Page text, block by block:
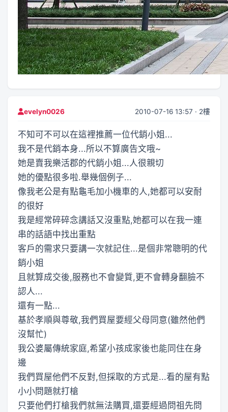
evelyn0026 2010-07-16 13:57 · 2樓
不知可不可以在這裡推薦一位代銷小姐...
我不是代銷本身...所以不算廣告文哦~
她是賣我樂活郡的代銷小姐...人很親切
她的優點很多啦.舉幾個例子...
像我老公是有點龜毛加小機車的人,她都可以安耐
的很好
我是經常碎碎念講話又沒重點,她都可以在我一連
串的話語中找出重點
客戶的需求只要講一次就記住...是個非常聰明的代
銷小姐
且就算成交後,服務也不會變質,更不會轉身翻臉不
認人...
還有一點...
基於孝順與尊敬,我們買屋要經父母同意(雖然他們
沒幫忙)
我公婆屬傳統家庭,希望小孩成家後也能同住在身
邊
我們買屋他們不反對,但採取的方式是...看的屋有點
小小問題就打槍
只要他們打槍我們就無法購買,還要經過問祖先問